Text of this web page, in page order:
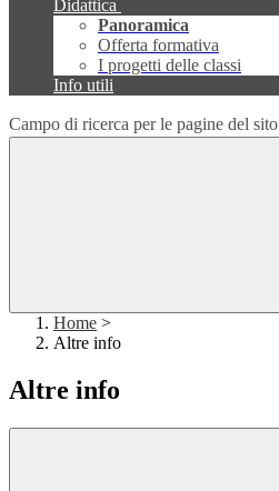
Didattica
Panoramica
Offerta formativa
I progetti delle classi
Info utili
Campo di ricerca per le pagine del sito
Home >
Altre info
Altre info